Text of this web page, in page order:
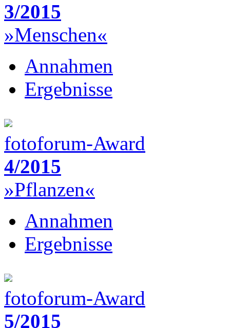
3/2015
»Menschen«
Annahmen
Ergebnisse
fotoforum-Award
4/2015
»Pflanzen«
Annahmen
Ergebnisse
fotoforum-Award
5/2015